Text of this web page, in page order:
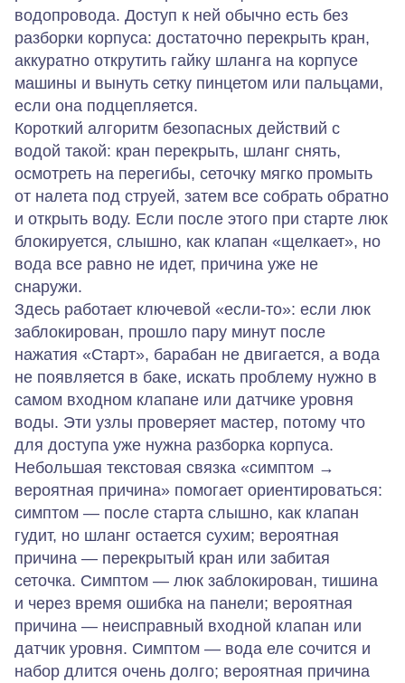
водопровода. Доступ к ней обычно есть без
разборки корпуса: достаточно перекрыть кран,
аккуратно открутить гайку шланга на корпусе
машины и вынуть сетку пинцетом или пальцами,
если она подцепляется.
Короткий алгоритм безопасных действий с
водой такой: кран перекрыть, шланг снять,
осмотреть на перегибы, сеточку мягко промыть
от налета под струей, затем все собрать обратно
и открыть воду. Если после этого при старте люк
блокируется, слышно, как клапан «щелкает», но
вода все равно не идет, причина уже не
снаружи.
Здесь работает ключевой «если‑то»: если люк
заблокирован, прошло пару минут после
нажатия «Старт», барабан не двигается, а вода
не появляется в баке, искать проблему нужно в
самом входном клапане или датчике уровня
воды. Эти узлы проверяет мастер, потому что
для доступа уже нужна разборка корпуса.
Небольшая текстовая связка «симптом →
вероятная причина» помогает ориентироваться:
симптом — после старта слышно, как клапан
гудит, но шланг остается сухим; вероятная
причина — перекрытый кран или забитая
сеточка. Симптом — люк заблокирован, тишина
и через время ошибка на панели; вероятная
причина — неисправный входной клапан или
датчик уровня. Симптом — вода еле сочится и
набор длится очень долго; вероятная причина